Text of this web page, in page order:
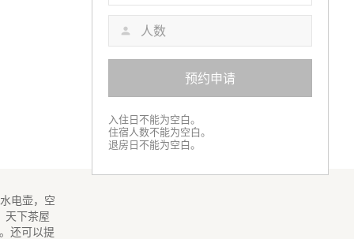
预约申请
入住日不能为空白。
住宿人数不能为空白。
退房日不能为空白。
电壶，空
天下茶屋
还可以提